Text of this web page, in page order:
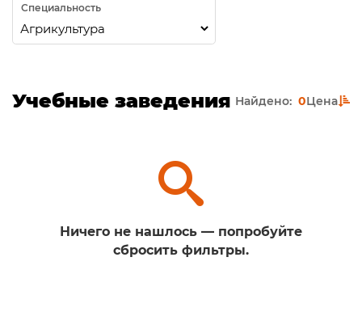
Специальность
Учебные заведения Найдено: 0Цена
Ничего не нашлось — попробуйте
сбросить фильтры.